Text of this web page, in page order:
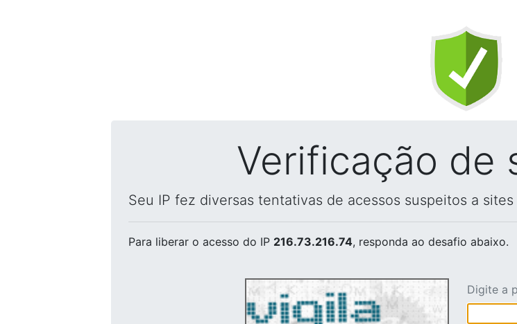
Verificação de
Seu IP fez diversas tentativas de acessos suspeitos a
Para liberar o acesso do IP 216.73.216.74, responda ao desafio abaixo.
Digite a